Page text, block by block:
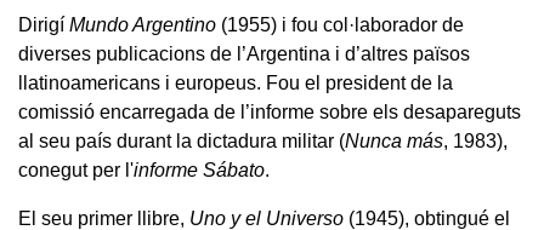
Dirigí Mundo Argentino (1955) i fou col·laborador de
diverses publicacions de l’Argentina i d’altres països
llatinoamericans i europeus. Fou el president de la
comissió encarregada de l’informe sobre els desapareguts
al seu país durant la dictadura militar (Nunca más, 1983),
conegut per l'informe Sábato.
El seu primer llibre, Uno y el Universo (1945), obtingué el